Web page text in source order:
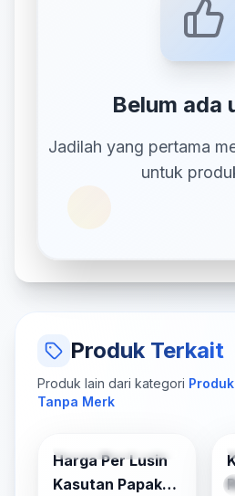
Belum ada
Jadilah yang pertama
untuk
Produk Terkait
Produk lain dari kategori
Tanpa Merk
-13% OFF
Harga Per Lusin
Kasutan Papak